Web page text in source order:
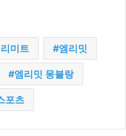
미트 엠리밋
엠리밋 몽블랑
포츠